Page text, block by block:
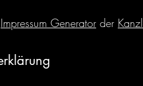
Impressum Generator der